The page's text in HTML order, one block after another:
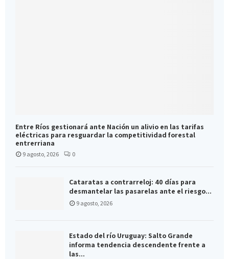
Entre Ríos gestionará ante Nación un alivio en las tarifas
eléctricas para resguardar la competitividad forestal
entrerriana
9 agosto, 2026 0
Cataratas a contrarreloj: 40 días para
desmantelar las pasarelas ante el riesgo...
9 agosto, 2026
Estado del río Uruguay: Salto Grande
informa tendencia descendente frente a
las...